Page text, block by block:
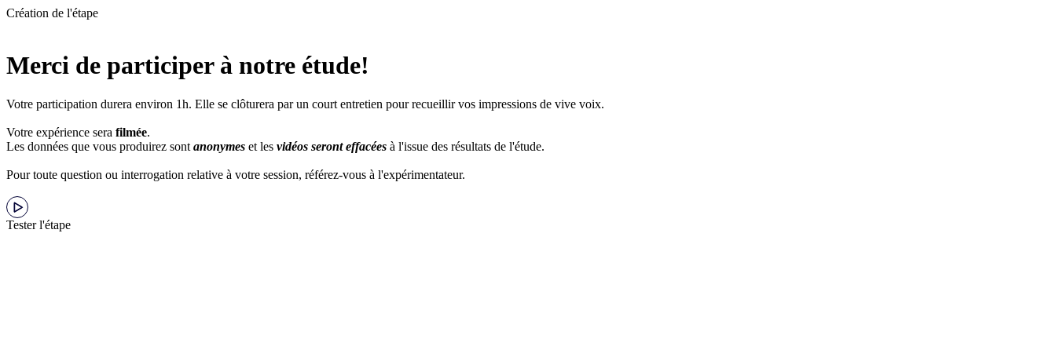
Création de l'étape
Merci de participer à notre étude!
Votre participation durera environ 1h. Elle se clôturera par un court entretien pour recueillir vos impressions de vive voix.
Votre expérience sera filmée.
Les données que vous produirez sont anonymes et les vidéos seront effacées à l'issue des résultats de l'étude.
Pour toute question ou interrogation relative à votre session, référez-vous à l'expérimentateur.
Tester l'étape